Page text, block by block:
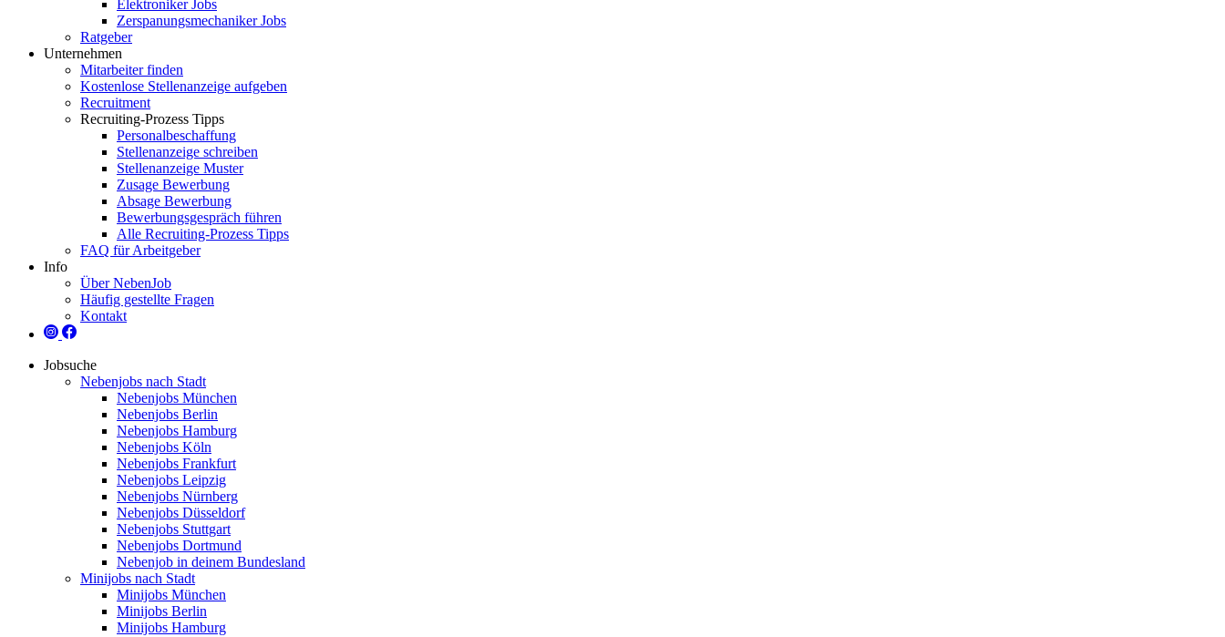
Elektroniker Jobs
Zerspanungsmechaniker Jobs
Ratgeber
Unternehmen
Mitarbeiter finden
Kostenlose Stellenanzeige aufgeben
Recruitment
Recruiting-Prozess Tipps
Personalbeschaffung
Stellenanzeige schreiben
Stellenanzeige Muster
Zusage Bewerbung
Absage Bewerbung
Bewerbungsgespräch führen
Alle Recruiting-Prozess Tipps
FAQ für Arbeitgeber
Info
Über NebenJob
Häufig gestellte Fragen
Kontakt
Jobsuche
Nebenjobs nach Stadt
Nebenjobs München
Nebenjobs Berlin
Nebenjobs Hamburg
Nebenjobs Köln
Nebenjobs Frankfurt
Nebenjobs Leipzig
Nebenjobs Nürnberg
Nebenjobs Düsseldorf
Nebenjobs Stuttgart
Nebenjobs Dortmund
Nebenjob in deinem Bundesland
Minijobs nach Stadt
Minijobs München
Minijobs Berlin
Minijobs Hamburg